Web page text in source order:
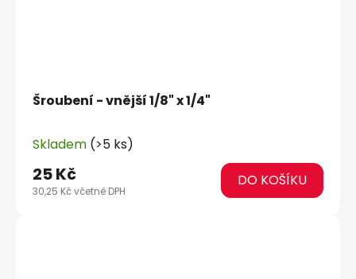
Šroubení - vnější 1/8" x 1/4"
Skladem (>5 ks)
30,25 Kč včetně DPH
25 Kč DO KOŠÍKU